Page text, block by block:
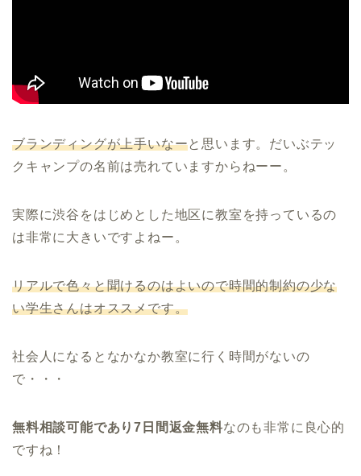
ブランディングが上手いなーと思います。だいぶテッ
クキャンプの名前は売れていますからねーー。
実際に渋谷をはじめとした地区に教室を持っているの
は非常に大きいですよねー。
リアルで色々と聞けるのはよいので時間的制約の少な
い学生さんはオススメです。
社会人になるとなかなか教室に行く時間がないの
で・・・
無料相談可能であり7日間返金無料なのも非常に良心的
ですね！